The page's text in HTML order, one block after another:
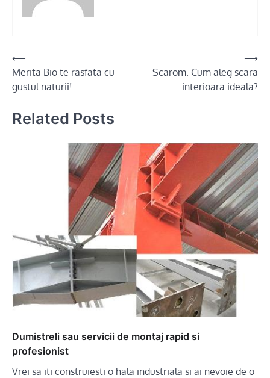
Post
navigation
⟵
Merita Bio te rasfata cu
gustul naturii!
Scarom. Cum aleg scara
interioara ideala?
⟶
Related Posts
Dumistreli sau servicii de montaj rapid si
profesionist
Vrei sa iti construiesti o hala industriala si ai nevoie de o